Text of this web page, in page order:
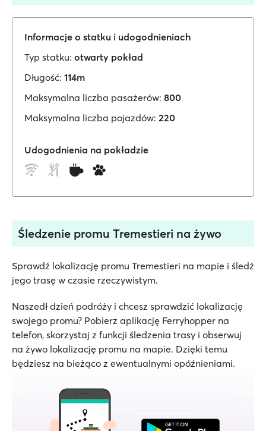
Informacje o statku i udogodnieniach
Typ statku: otwarty pokład
Długość: 114m
Maksymalna liczba pasażerów: 800
Maksymalna liczba pojazdów: 220
Udogodnienia na pokładzie
Śledzenie promu Tremestieri na żywo
Sprawdź lokalizację promu Tremestieri na mapie i śledź
jego trasę w czasie rzeczywistym.
Naszedł dzień podróży i chcesz sprawdzić lokalizację
swojego promu? Pobierz aplikację Ferryhopper na
telefon, skorzystaj z funkcji śledzenia trasy i obserwuj
na żywo lokalizację promu na mapie. Dzięki temu
będziesz na bieżąco z ewentualnymi opóźnieniami.